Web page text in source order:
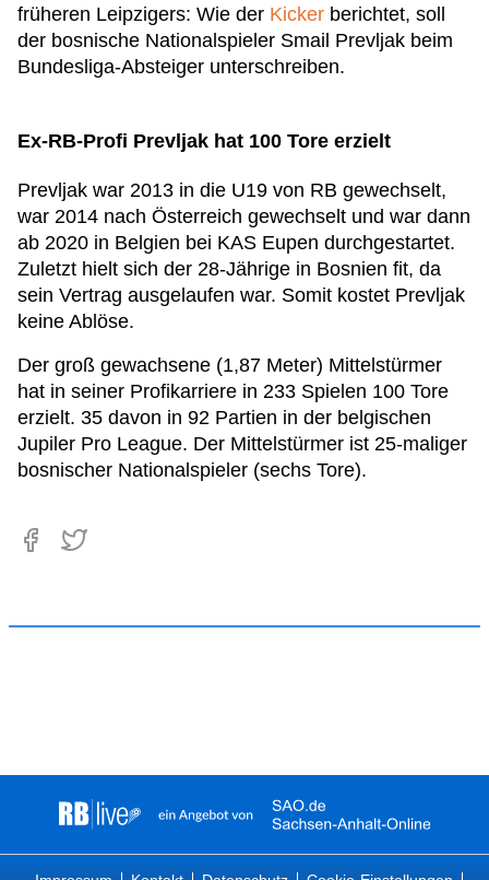
früheren Leipzigers: Wie der Kicker berichtet, soll
der bosnische Nationalspieler Smail Prevljak beim
Bundesliga-Absteiger unterschreiben.
Ex-RB-Profi Prevljak hat 100 Tore erzielt
Prevljak war 2013 in die U19 von RB gewechselt,
war 2014 nach Österreich gewechselt und war dann
ab 2020 in Belgien bei KAS Eupen durchgestartet.
Zuletzt hielt sich der 28-Jährige in Bosnien fit, da
sein Vertrag ausgelaufen war. Somit kostet Prevljak
keine Ablöse.
Der groß gewachsene (1,87 Meter) Mittelstürmer
hat in seiner Profikarriere in 233 Spielen 100 Tore
erzielt. 35 davon in 92 Partien in der belgischen
Jupiler Pro League. Der Mittelstürmer ist 25-maliger
bosnischer Nationalspieler (sechs Tore).